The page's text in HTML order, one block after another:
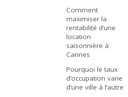
Comment
maximiser la
rentabilité d’une
location
saisonnière à
Cannes
Pourquoi le taux
d’occupation varie
d’une ville à l’autre